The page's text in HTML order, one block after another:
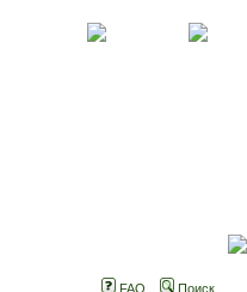
FAQ Поиск